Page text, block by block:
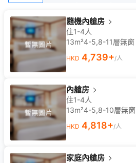
隨機內艙房
住1-4人
13m²4-5,8-11層無窗
HKD 4,739+/人
內艙房
住1-4人
13m²4-5,8-10層無窗
HKD 4,818+/人
家庭內艙房